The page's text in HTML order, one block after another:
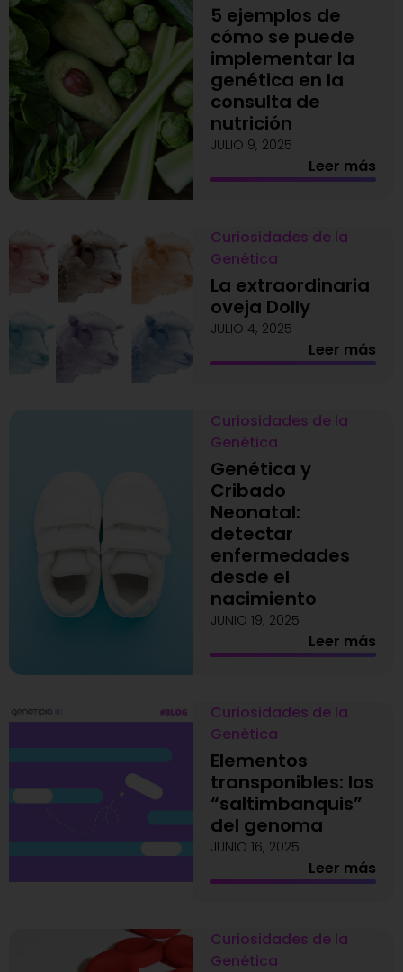
5 ejemplos de
cómo se puede
implementar la
genética en la
consulta de
nutrición
JULIO 9, 2025
Leer más
Curiosidades de la
Genética
La extraordinaria
oveja Dolly
JULIO 4, 2025
Leer más
Curiosidades de la
Genética
Genética y
Cribado
Neonatal:
detectar
enfermedades
desde el
nacimiento
JUNIO 19, 2025
Leer más
Curiosidades de la
Genética
Elementos
transponibles: los
“saltimbanquis”
del genoma
JUNIO 16, 2025
Leer más
Curiosidades de la
Genética